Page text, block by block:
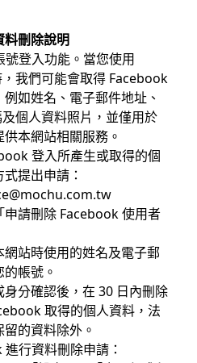
刪除說明
登入功能。當您使用
我們可能會取得 Facebook
如姓名、電子郵件地址、
個人資料照片，並僅用於
本網站相關服務。
登入所產生或取得的個
提出申請：
請刪除 Facebook 使用者
站時使用的姓名及電子郵
帳號。
分確認後，在 30 日內刪除
取得的個人資料，法
的資料除外。
行資料刪除申請：